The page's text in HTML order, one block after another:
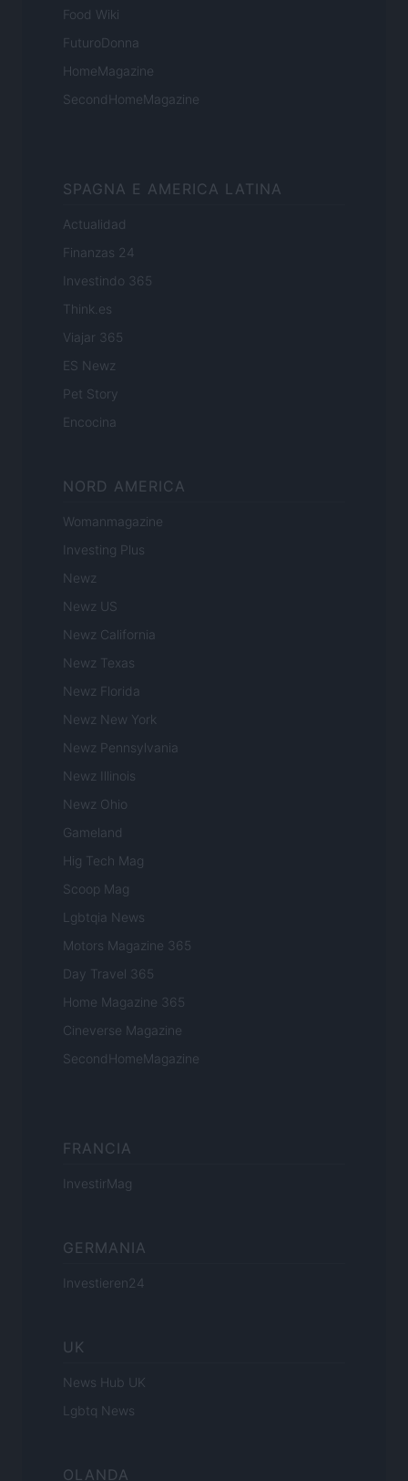
Food Wiki
FuturoDonna
HomeMagazine
SecondHomeMagazine
SPAGNA E AMERICA LATINA
Actualidad
Finanzas 24
Investindo 365
Think.es
Viajar 365
ES Newz
Pet Story
Encocina
NORD AMERICA
Womanmagazine
Investing Plus
Newz
Newz US
Newz California
Newz Texas
Newz Florida
Newz New York
Newz Pennsylvania
Newz Illinois
Newz Ohio
Gameland
Hig Tech Mag
Scoop Mag
Lgbtqia News
Motors Magazine 365
Day Travel 365
Home Magazine 365
Cineverse Magazine
SecondHomeMagazine
FRANCIA
InvestirMag
GERMANIA
Investieren24
UK
News Hub UK
Lgbtq News
OLANDA